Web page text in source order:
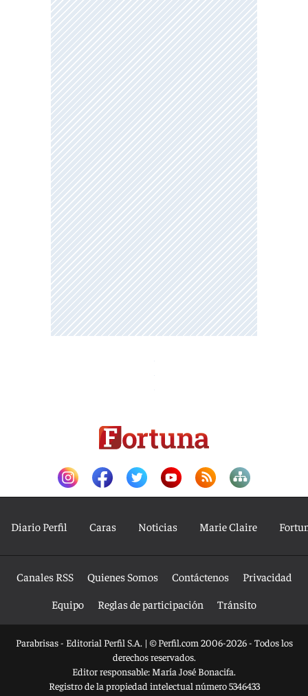
Diario Perfil Caras Noticias Marie Claire
Canales RSS Quienes Somos Contáctenos
Privacidad
Equipo
Reglas de participación Tránsito
Parabrisas - Editorial Perfil S.A. | © Perfil.com 2006-2026 - Todos los
derechos reservados.
Editor responsable: María José Bonacifa.
Registro de la propiedad intelectual número 5346433